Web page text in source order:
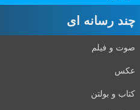
چند رسانه ای
صوت و فیلم
عکس
کتاب و بولتن